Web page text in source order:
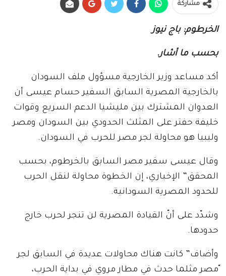
مشاركة
الخرطوم: باج نيوز
بحسب ما أشار.
أكد مساعد وزير الخارجية مسؤول ملف السودان
بالخارجية المصرية السابق السفير حسام عيسى أن
العدوان المشترك بين مليشيا الدعم السريع وقوات
خليفة حفتر على المثلث الحدودي بين السودان ومصر
وليبيا هو محاولة لجر مصر للحرب في السودان.
وقال عيسى سفير مصر السابق بالخرطوم، بحسب
المحقق” الإخباري، إن الخطوة محاولة لنقل الحرب
للحدود المصرية السودانية.
وشدّد على أنّ القيادة المصرية لن تنجر لحرب خارج
حدودها.
وأضاف” كانت هناك محاولات عديدة في السابق لجر
ّمصر مثلما حدث في مطار مروي في بداية الحرب،